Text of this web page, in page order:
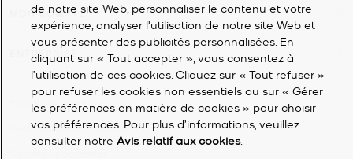
MON COMPTE
ENTREPRISE
2026
Michael Kors
Déclaration de confidentialité
de notre site Web, personnaliser le contenu et votre
expérience, analyser l'utilisation de notre site Web et
vous présenter des publicités personnalisées. En
cliquant sur « Tout accepter », vous consentez à
l’utilisation de ces cookies. Cliquez sur « Tout refuser »
pour refuser les cookies non essentiels ou sur « Gérer
les préférences en matière de cookies » pour choisir
vos préférences. Pour plus d’informations, veuillez
consulter notre Avis relatif aux cookies.